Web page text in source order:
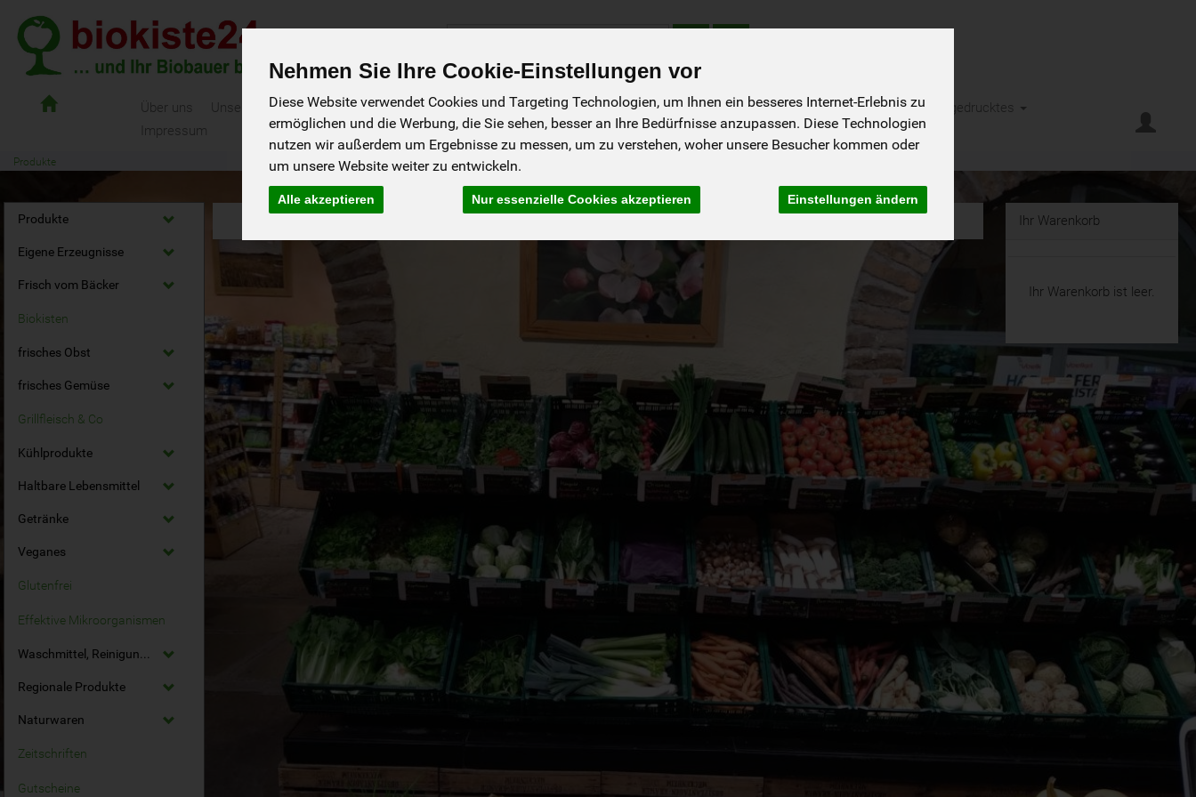
Nehmen Sie Ihre Cookie-Einstellungen vor
Diese Website verwendet Cookies und Targeting Technologien, um Ihnen ein besseres Internet-Erlebnis zu
ermöglichen und die Werbung, die Sie sehen, besser an Ihre Bedürfnisse anzupassen. Diese Technologien
nutzen wir außerdem um Ergebnisse zu messen, um zu verstehen, woher unsere Besucher kommen oder
um unsere Website weiter zu entwickeln.
Alle akzeptieren Nur essenzielle Cookies akzeptieren Einstellungen ändern
Produkt
Biokiste24
Biobauer
bringts
Über uns Unsere Biokisten Als Gast bestellen - Schnupperkiste Gutscheine Aktionen Rezepte So geht es Kontakt
Kleingedrucktes
Impressum
Produkte
Produkte
Eigene Erzeugnisse
Frisch vom Bäcker
Biokisten
frisches Obst
frisches Gemüse
Grillfleisch & Co
Kühlprodukte
Haltbare Lebensmittel
Getränke
Veganes
Glutenfrei
Effektive Mikroorganismen
Waschmittel, Reinigungsmittel
Regionale Produkte
Naturwaren
Zeitschriften
Gutscheine
Ihr Warenkorb
Ihr Warenkorb ist leer.